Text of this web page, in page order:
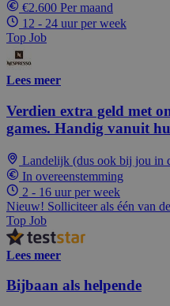
€2.600 Per maand
12 - 24 uur per week
Top Job
Lees meer
Verdien extra geld met
games. Handig vanuit
Landelijk (dus ook bij jou in
In overeenstemming
2 - 16 uur per week
Nieuw! Solliciteer als één van
Top Job
Lees meer
Bijbaan als helpende